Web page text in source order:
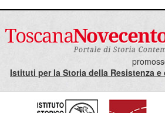
Istituti per la Storia della Resistenza